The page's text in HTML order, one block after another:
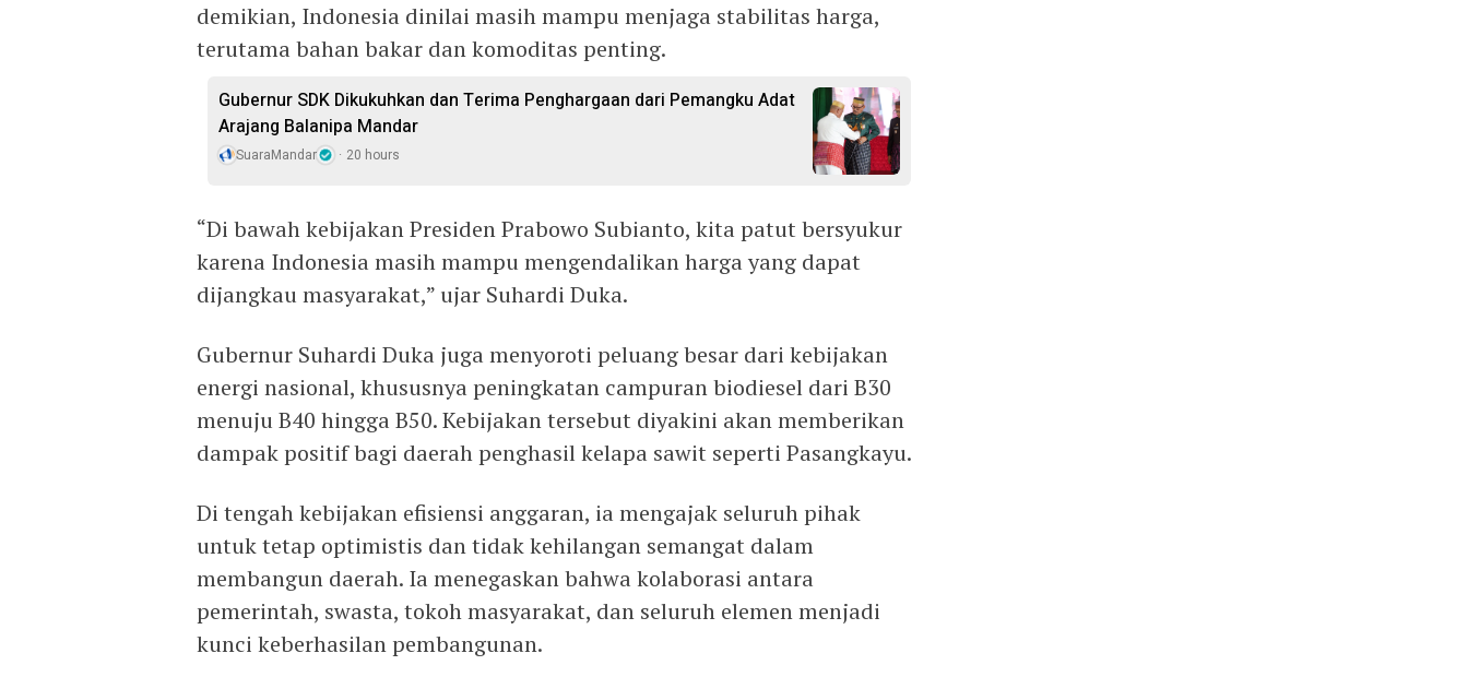
demikian, Indonesia dinilai masih mampu menjaga stabilitas harga,
terutama bahan bakar dan komoditas penting.
Gubernur SDK Dikukuhkan dan Terima Penghargaan dari Pemangku Adat
Arajang Balanipa Mandar
SuaraMandar 20 hours
“Di bawah kebijakan Presiden Prabowo Subianto, kita patut bersyukur
karena Indonesia masih mampu mengendalikan harga yang dapat
dijangkau masyarakat,” ujar Suhardi Duka.
Gubernur Suhardi Duka juga menyoroti peluang besar dari kebijakan
energi nasional, khususnya peningkatan campuran biodiesel dari B30
menuju B40 hingga B50. Kebijakan tersebut diyakini akan memberikan
dampak positif bagi daerah penghasil kelapa sawit seperti Pasangkayu.
Di tengah kebijakan efisiensi anggaran, ia mengajak seluruh pihak
untuk tetap optimistis dan tidak kehilangan semangat dalam
membangun daerah. Ia menegaskan bahwa kolaborasi antara
pemerintah, swasta, tokoh masyarakat, dan seluruh elemen menjadi
kunci keberhasilan pembangunan.